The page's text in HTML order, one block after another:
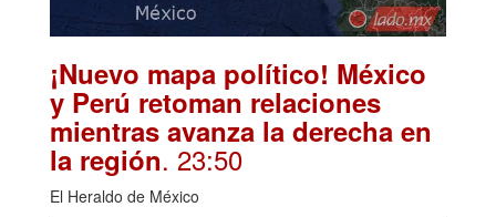
¡Nuevo mapa político! México
y Perú retoman relaciones
mientras avanza la derecha en
la región. 23:50
El Heraldo de México